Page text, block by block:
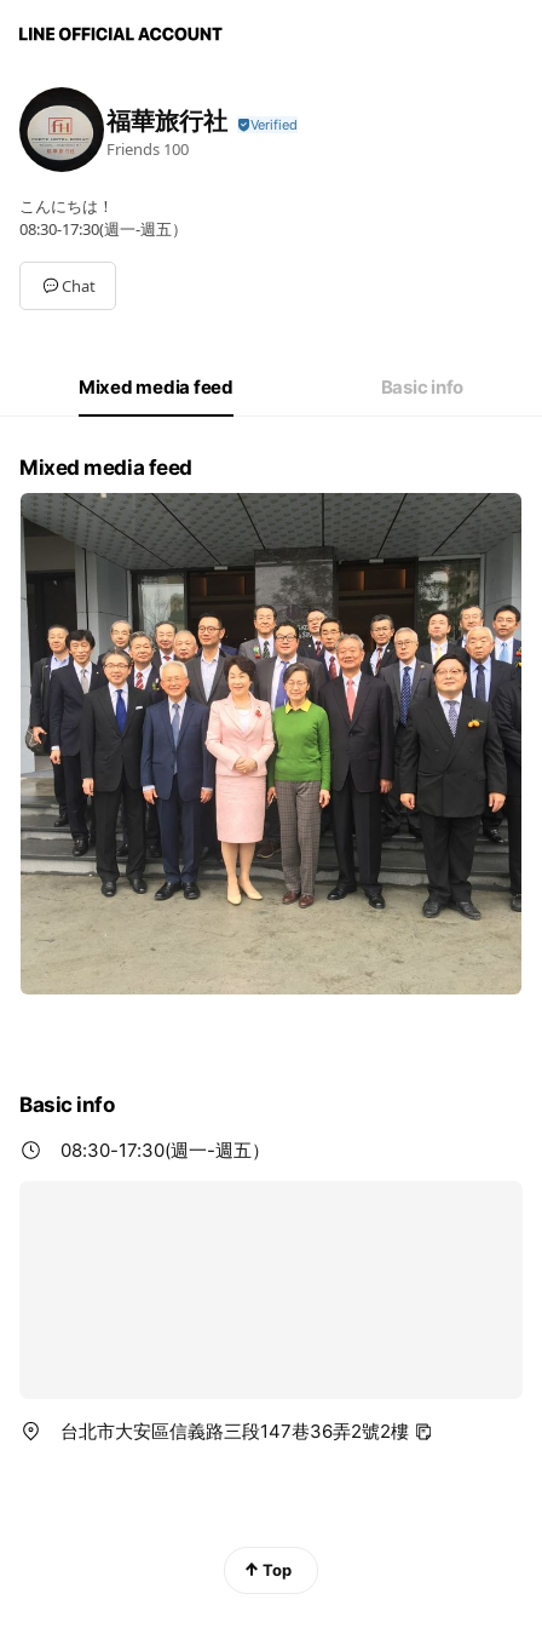
福華旅行社
Friends 100
こんにちは！
08:30-17:30(週一-週五）
Chat
Mixed media feed Basic info
Mixed media feed
Basic info
08:30-17:30(週一-週五）
台北市大安區信義路三段147巷36弄2號2樓
Top